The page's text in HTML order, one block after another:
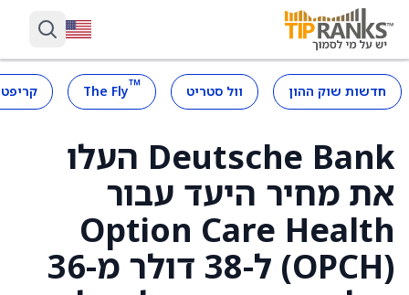
חדשות שוק ההון וול סטריט ™
The Fly
Deutsche Bank העלו
את מחיר היעד עבור
Option Care Health
(OPCH) ל-38 דולר מ-36